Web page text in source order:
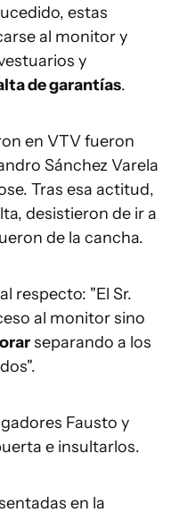
estas
al monitor y
y
de garantías.
en VTV fueron
Sánchez Varela
Tras esa actitud,
desistieron de ir a
de la cancha.
respecto: "El Sr.
al monitor sino
separando a los
Fausto y
e insultarlos.
en la